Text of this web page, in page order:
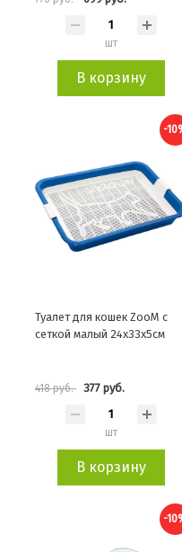
шт
В корзину
-
Туалет для кошек ZooM с
сеткой малый 24х33х5см
418 руб. 377 руб.
шт
В корзину
-